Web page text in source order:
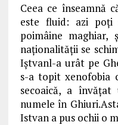
Ceea ce înseamnă
este fluid: azi poți
poimâine maghiar,
naționalității se
Iștvanl-a urât pe
s-a topit xenofobia
secoaică, a
numele în
Istvan a pus ochii o